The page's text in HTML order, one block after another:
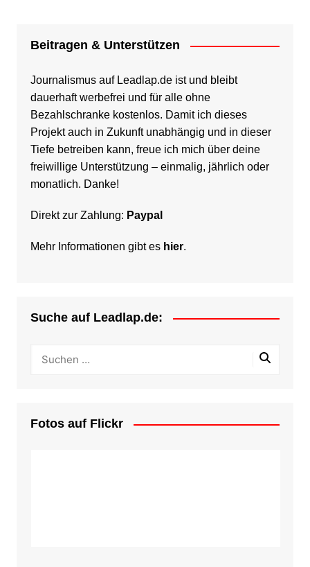
Beitragen & Unterstützen
Journalismus auf Leadlap.de ist und bleibt
dauerhaft werbefrei und für alle ohne
Bezahlschranke kostenlos. Damit ich dieses
Projekt auch in Zukunft unabhängig und in dieser
Tiefe betreiben kann, freue ich mich über deine
freiwillige Unterstützung – einmalig, jährlich oder
monatlich. Danke!
Direkt zur Zahlung: Paypal
Mehr Informationen gibt es hier.
Suche auf Leadlap.de:
Fotos auf Flickr